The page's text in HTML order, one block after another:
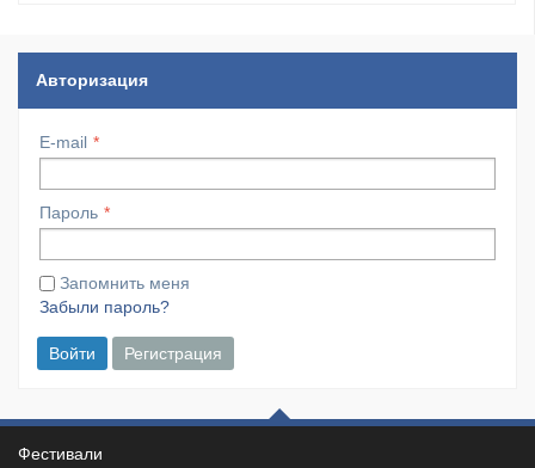
Авторизация
E-mail
Пароль
Запомнить меня
Забыли пароль?
Войти Регистрация
Фестивали